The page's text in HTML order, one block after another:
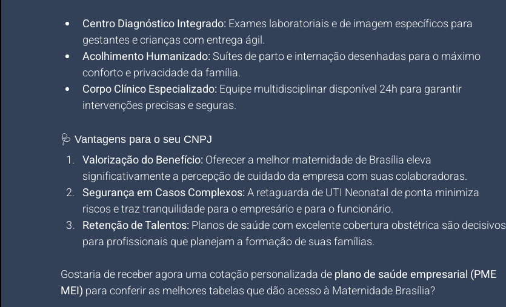
Centro Diagnóstico Integrado: Exames laboratoriais e de imagem específicos para
gestantes e crianças com entrega ágil.
Acolhimento Humanizado: Suítes de parto e internação desenhadas para o máximo
conforto e privacidade da família.
Corpo Clínico Especializado: Equipe multidisciplinar disponível 24h para garantir
intervenções precisas e seguras.
🩺 Vantagens para o seu CNPJ
Valorização do Benefício: Oferecer a melhor maternidade de Brasília eleva
significativamente a percepção de cuidado da empresa com suas colaboradoras.
Segurança em Casos Complexos: A retaguarda de UTI Neonatal de ponta minimiza
riscos e traz tranquilidade para o empresário e para o funcionário.
Retenção de Talentos: Planos de saúde com excelente cobertura obstétrica são decisivos
para profissionais que planejam a formação de suas famílias.
Gostaria de receber agora uma cotação personalizada de plano de saúde empresarial (PME
MEI) para conferir as melhores tabelas que dão acesso à Maternidade Brasília?